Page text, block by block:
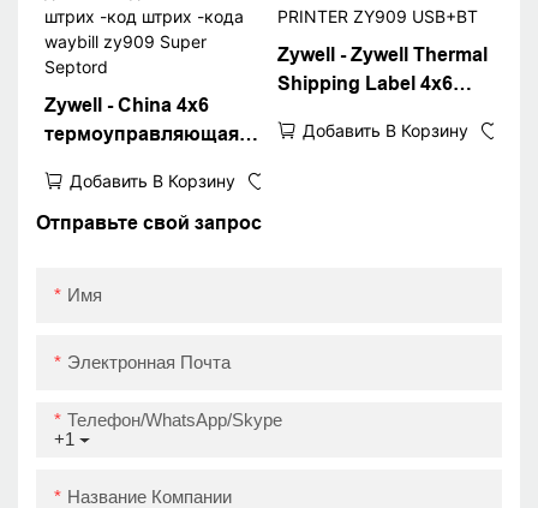
Zywell - China 4x6
термоуправляющая
Новый дизайн 4
-дюймовый штрих
Septord
Добавить В Корзину
Zywell - Zywell Thermal
Shipping Label 4x6
BLUETOOOD
Добавить В Корзину
Отправьте свой запрос
Имя
Электронная Почта
+1
Телефон/WhatsApp/Skype
Название Компании